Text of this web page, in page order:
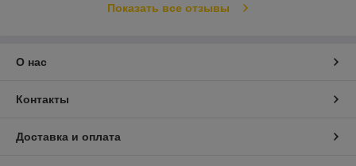
Показать все отзывы
О нас
Контакты
Доставка и оплата